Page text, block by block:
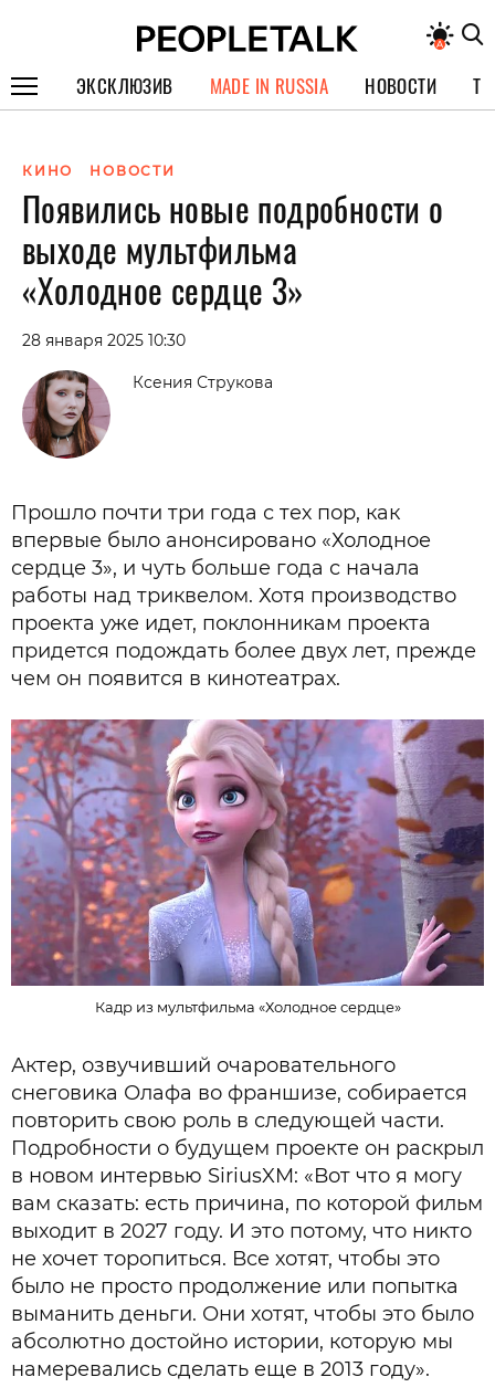
ЭКСКЛЮЗИВ
СПЕЦПРОЕКТЫ
ИНТЕРВЬЮ
ПОКОЛЕНИЕ
MADE IN RUSSIA НОВОСТИ
КИНО НОВОСТИ
Появились новые подробности о
выходе мультфильма
«Холодное сердце 3»
28 января 2025 10:30
Ксения Струкова
Прошло почти три года с тех пор, как
впервые было анонсировано «Холодное
сердце 3», и чуть больше года с начала
работы над триквелом. Хотя производство
проекта уже идет, поклонникам проекта
придется подождать более двух лет, прежде
чем он появится в кинотеатрах.
Кадр из мультфильма «Холодное сердце»
Актер, озвучивший очаровательного
снеговика Олафа во франшизе, собирается
повторить свою роль в следующей части.
Подробности о будущем проекте он раскрыл
в новом интервью SiriusXM: «Вот что я могу
вам сказать: есть причина, по которой фильм
выходит в 2027 году. И это потому, что никто
не хочет торопиться. Все хотят, чтобы это
было не просто продолжение или попытка
выманить деньги. Они хотят, чтобы это было
абсолютно достойно истории, которую мы
намеревались сделать еще в 2013 году».